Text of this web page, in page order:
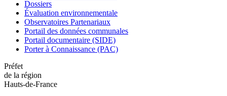
Dossiers
Évaluation environnementale
Observatoires Partenariaux
Portail des données communales
Portail documentaire (SIDE)
Porter à Connaissance (PAC)
Préfet
de la région
Hauts-de-France